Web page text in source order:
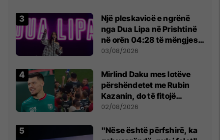
Një pleskavicë e ngrënë
nga Dua Lipa në Prishtinë
në orën 04:28 të mëngjesit
- dhe bota digjitale serbe
03/08/2026
Mirlind Daku mes lotëve
përshëndetet me Rubin
Kazanin, do të fitojë
miliona te Spartak Moska
02/08/2026
"Nëse është përfshirë, ka